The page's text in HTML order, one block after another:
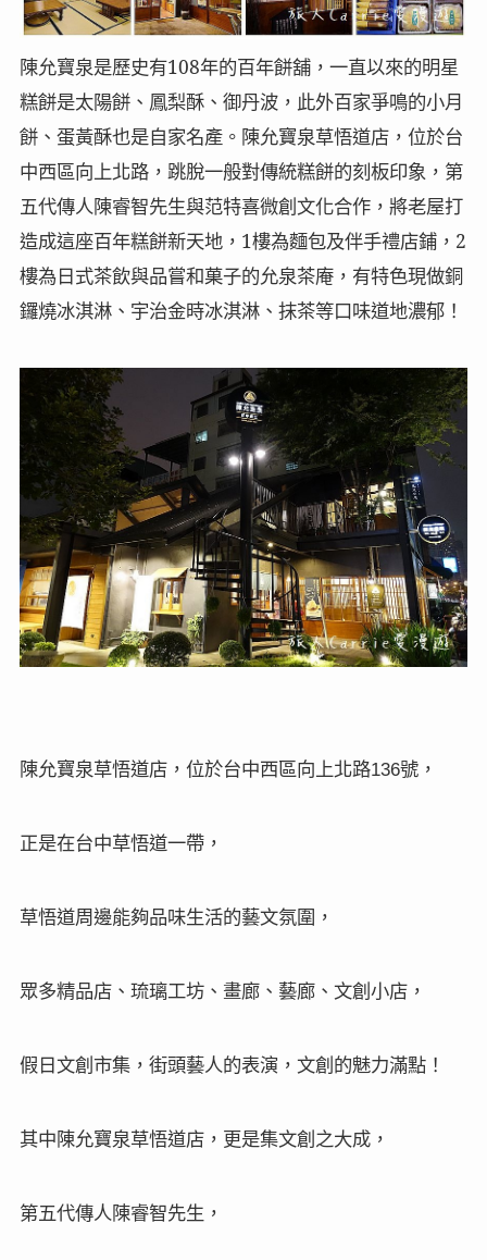
陳允寶泉是歷史有108年的百年餅舖，一直以來的明星
糕餅是太陽餅、鳳梨酥、御丹波，此外百家爭鳴的小月
餅、蛋黃酥也是自家名產。陳允寶泉草悟道店，位於台
中西區向上北路，跳脫一般對傳統糕餅的刻板印象，第
五代傳人陳睿智先生與范特喜微創文化合作，將老屋打
造成這座百年糕餅新天地，1樓為麵包及伴手禮店鋪，2
樓為日式茶飲與品嘗和菓子的允泉茶庵，有特色現做銅
鑼燒冰淇淋、宇治金時冰淇淋、抹茶等口味道地濃郁！
陳允寶泉草悟道店，位於台中西區向上北路136號，
正是在台中草悟道一帶，
草悟道周邊能夠品味生活的藝文氛圍，
眾多精品店、琉璃工坊、畫廊、藝廊、文創小店，
假日文創市集，街頭藝人的表演，文創的魅力滿點！
其中陳允寶泉草悟道店，更是集文創之大成，
第五代傳人陳睿智先生，